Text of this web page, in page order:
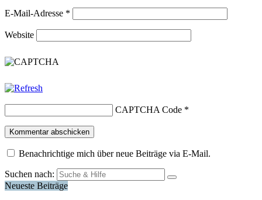
E-Mail-Adresse *
Website
CAPTCHA Code *
Benachrichtige mich über neue Beiträge via E-Mail.
Suchen nach:
Neueste Beiträge